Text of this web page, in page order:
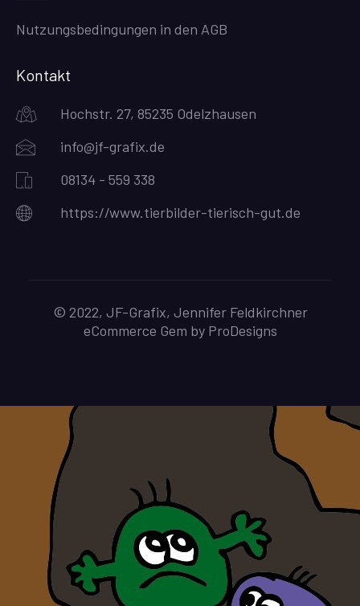
Nutzungsbedingungen in den AGB
Kontakt
Hochstr. 27, 85235 Odelzhausen
info@jf-grafix.de
08134 - 559 338
https://www.tierbilder-tierisch-gut.de
© 2022, JF-Grafix, Jennifer Feldkirchner
eCommerce Gem by ProDesigns